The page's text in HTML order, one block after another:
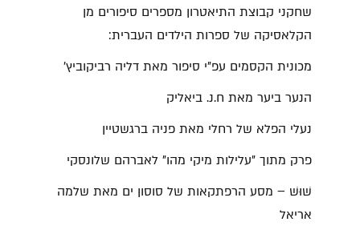
שחקני קבוצת התיאטרון מספרים סיפורים מן
הקלאסיקה של ספרות הילדים העברית:
מכונית הקסמים עפ"י סיפור מאת דליה רביקוביץ'
הנער ביער מאת ח.נ. ביאליק
נעלי הפלא של רחלי מאת פניה ברגשטיין
פרק מתוך "עלילות מיקי מהו" לאברהם שלונסקי
שׁוּשׁ – מסע הרפתקאות של סוסון ים מאת שלמה
אריאל